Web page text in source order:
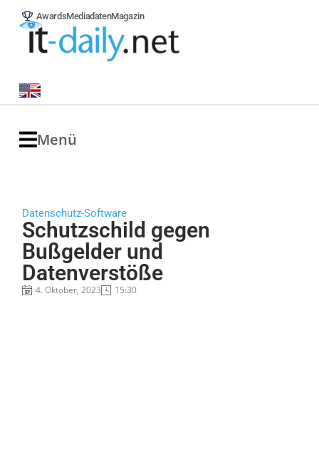
AwardsMediadatenMagazin
Menü
Datenschutz-Software
Schutzschild gegen
Bußgelder und
Datenverstöße
4. Oktober, 2023 15:30